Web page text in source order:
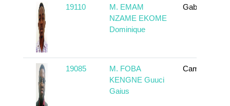
19110
M. EMAM
NZAME EKOME
Dominique
Gabon
19085
M. FOBA
KENGNE Guuci
Gaius
Cameroun